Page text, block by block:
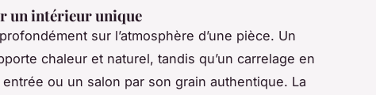
un intérieur unique
sur l’atmosphère d’une pièce. Un
chaleur et naturel, tandis qu’un carrelage en
ou un salon par son grain authentique. La